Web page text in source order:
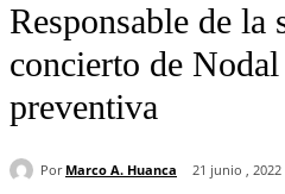
Responsable de la
concierto de
preventiva
Por Marco A. Huanca 21 junio , 2022